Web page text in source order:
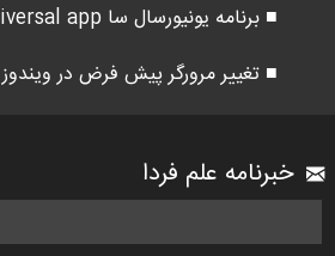
■ برنامه یونیورسال سا Universal app چیه ؟
■ تغییر مرورگر پیش فرض در ویندوز 10
خبرنامه علم فردا